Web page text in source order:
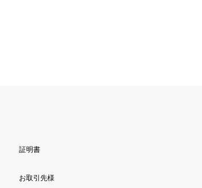
証明書
お取引先様